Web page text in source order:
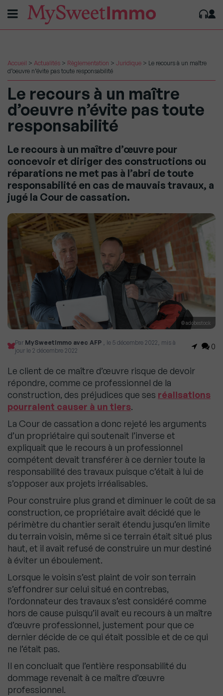
Accueil > Actualités > Règlementation > Juridique > Le recours à un maître
d’oeuvre n’évite pas toute responsabilité
Le recours à un maître
d’oeuvre n’évite pas toute
responsabilité
Le recours à un maître d’œuvre pour
concevoir et diriger des constructions ou
réparations ne met pas à l’abri de toute
responsabilité en cas de mauvais travaux, a
jugé la Cour de cassation.
© adobestock
Par MySweetImmo avec AFP
, le 5 décembre 2022, mis à
jour le 2 décembre 2022
0
Le client de ce maître d’œuvre risque de devoir
répondre, comme ce professionnel de la
construction, des préjudices que ses réalisations
pourraient causer à un tiers.
La Cour de cassation a donc rejeté les arguments
d’un propriétaire qui soutenait l’inverse et
expliquait que le recours à un professionnel
compétent devait transférer à ce dernier toute la
responsabilité des travaux puisque c’était à lui de
s’opposer aux projets irréalisables.
Pour construire plus grand et diminuer le coût de sa
construction, ce propriétaire avait décidé que le
périmètre du chantier serait étendu jusqu’en limite
du terrain voisin, même si ce terrain était situé plus
haut, et il avait refusé de construire un mur destiné
à éviter un éboulement.
Lorsque le voisin s’est plaint de voir son terrain
s’effondrer sur celui situé en contrebas,
l’ordonnateur des travaux s’est considéré comme
hors de cause puisqu’il avait eu recours à un maître
d’œuvre professionnel, justement pour que ce
dernier décide de ce qui était possible et de ce qui
ne l’était pas.
Il en concluait que l’entière responsabilité du
dommage revenait à ce maître d’œuvre
professionnel.